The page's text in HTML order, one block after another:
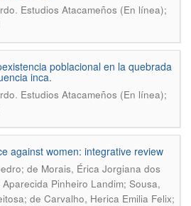
. Estudios Atacameños (En línea);
poblacional en la quebrada
inca.
. Estudios Atacameños (En línea);
against women: integrative review
de Morais, Érica Jorgiana dos
Pinheiro Landim; Sousa,
de Carvalho, Herica Emilia Felix;